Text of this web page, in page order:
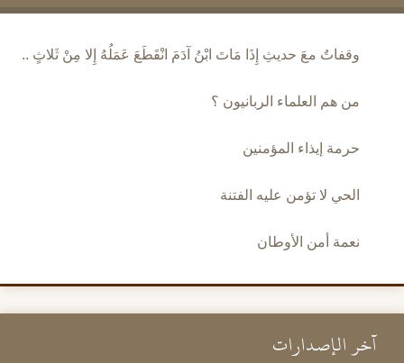
وقفاتٌ معَ حديثِ إِذَا مَاتَ ابْنُ آدَمَ انْقَطَعَ عَمَلُهُ إِلا مِنْ ثَلاثٍ ..
من هم العلماء الربانيون ؟
حرمة إيذاء المؤمنين
الحي لا تؤمن عليه الفتنة
نعمة أمن الأوطان
آخر الإصدارات